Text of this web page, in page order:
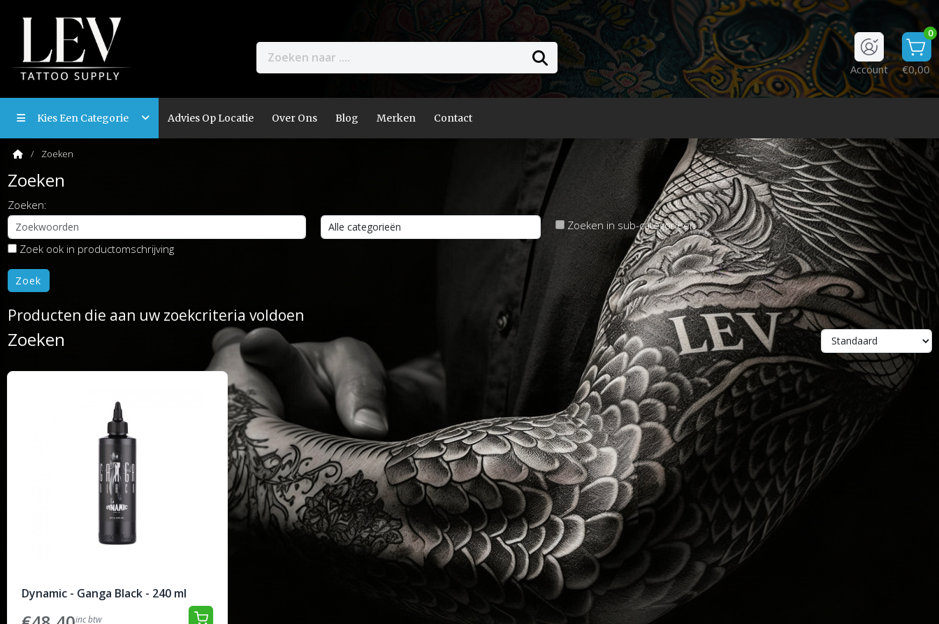
0
€0,00
Account
Kies Een Categorie Advies Op Locatie Over Ons Blog Merken Contact
Zoeken
Zoeken
Zoeken:
Zoeken in sub-categorieën
Zoek ook in productomschrijving
Producten die aan uw zoekcriteria voldoen
Zoeken
Dynamic - Ganga Black - 240 ml
inc btw